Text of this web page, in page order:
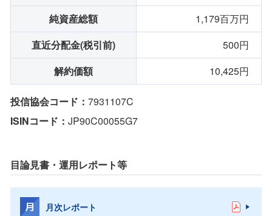
純資産総額
1,179百万円
直近分配金(税引前)
500円
解約価額
10,425円
投信協会コード： 7931107C
ISINコード： JP90C00055G7
目論見書・運用レポート等
月次レポート